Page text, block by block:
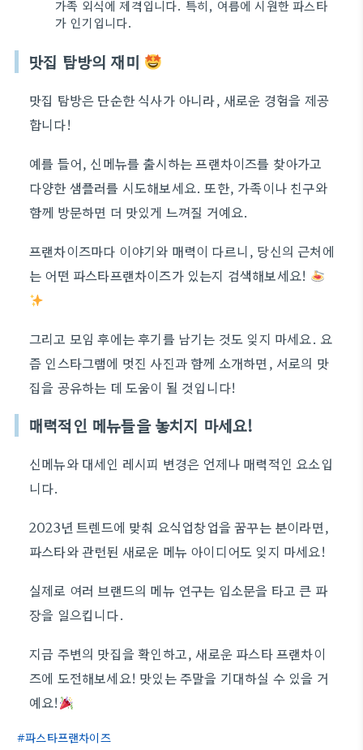
가족 외식에 제격입니다. 특히, 여름에 시원한 파스타
가 인기입니다.
맛집 탐방의 재미
맛집 탐방은 단순한 식사가 아니라, 새로운 경험을 제공
합니다!
예를 들어, 신메뉴를 출시하는 프랜차이즈를 찾아가고
다양한 샘플러를 시도해보세요. 또한, 가족이나 친구와
함께 방문하면 더 맛있게 느껴질 거예요.
프랜차이즈마다 이야기와 매력이 다르니, 당신의 근처에
는 어떤 파스타프랜차이즈가 있는지 검색해보세요!
그리고 모임 후에는 후기를 남기는 것도 잊지 마세요. 요
즘 인스타그램에 멋진 사진과 함께 소개하면, 서로의 맛
집을 공유하는 데 도움이 될 것입니다!
매력적인 메뉴들을 놓치지 마세요!
신메뉴와 대세인 레시피 변경은 언제나 매력적인 요소입
니다.
2023년 트렌드에 맞춰 요식업창업을 꿈꾸는 분이라면,
파스타와 관련된 새로운 메뉴 아이디어도 잊지 마세요!
실제로 여러 브랜드의 메뉴 연구는 입소문을 타고 큰 파
장을 일으킵니다.
지금 주변의 맛집을 확인하고, 새로운 파스타 프랜차이
즈에 도전해보세요! 맛있는 주말을 기대하실 수 있을 거
예요!
파스타프랜차이즈